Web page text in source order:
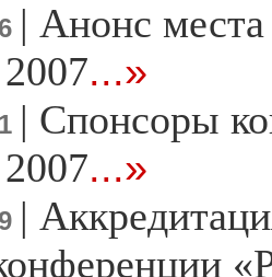
| Анонс
...»
| Спонсоры
...»
|